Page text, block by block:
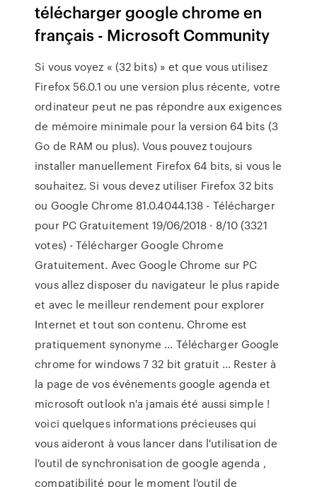
télécharger google chrome en
français - Microsoft Community
Si vous voyez « (32 bits) » et que vous utilisez
Firefox 56.0.1 ou une version plus récente, votre
ordinateur peut ne pas répondre aux exigences
de mémoire minimale pour la version 64 bits (3
Go de RAM ou plus). Vous pouvez toujours
installer manuellement Firefox 64 bits, si vous le
souhaitez. Si vous devez utiliser Firefox 32 bits
ou Google Chrome 81.0.4044.138 - Télécharger
pour PC Gratuitement 19/06/2018 · 8/10 (3321
votes) - Télécharger Google Chrome
Gratuitement. Avec Google Chrome sur PC
vous allez disposer du navigateur le plus rapide
et avec le meilleur rendement pour explorer
Internet et tout son contenu. Chrome est
pratiquement synonyme … Télécharger Google
chrome for windows 7 32 bit gratuit ... Rester à
la page de vos événements google agenda et
microsoft outlook n'a jamais été aussi simple !
voici quelques informations précieuses qui
vous aideront à vous lancer dans l'utilisation de
l'outil de synchronisation de google agenda ,
compatibilité pour le moment l'outil de